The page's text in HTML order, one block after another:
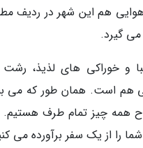
هوایی هم این شهر در ردیف
می گیرد.
و خوراکی های لذیذ، رشت
هم است. همان طور که می
همه چیز تمام طرف
را از یک سفر برآورده می